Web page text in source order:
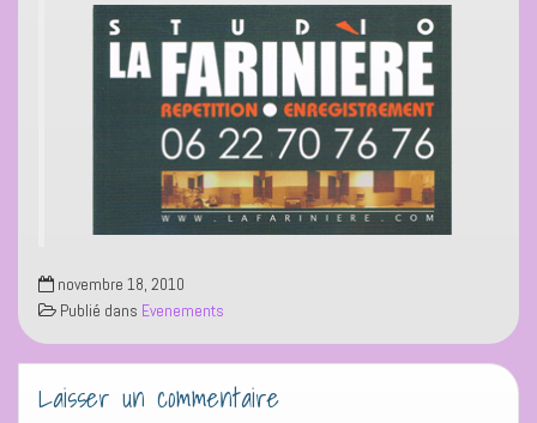
novembre 18, 2010
Publié dans Evenements
Laisser un commentaire